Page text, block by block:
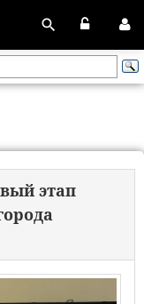
этап